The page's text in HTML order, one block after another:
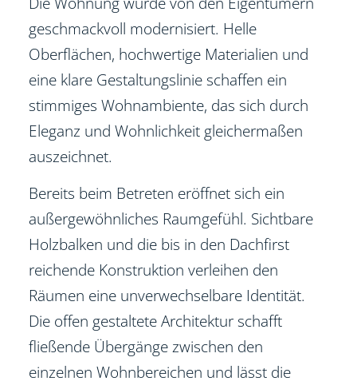
geschmackvoll modernisiert. Helle
Oberflächen, hochwertige Materialien und
eine klare Gestaltungslinie schaffen ein
stimmiges Wohnambiente, das sich durch
Eleganz und Wohnlichkeit gleichermaßen
auszeichnet.
Bereits beim Betreten eröffnet sich ein
außergewöhnliches Raumgefühl. Sichtbare
Holzbalken und die bis in den Dachfirst
reichende Konstruktion verleihen den
Räumen eine unverwechselbare Identität.
Die offen gestaltete Architektur schafft
fließende Übergänge zwischen den
einzelnen Wohnbereichen und lässt die